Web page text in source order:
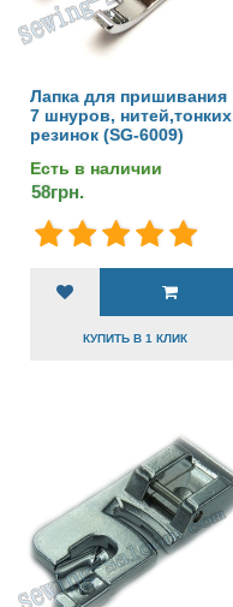
Лапка для пришивания
7 шнуров, нитей,тонких
резинок (SG-6009)
Есть в наличии
58грн.
КУПИТЬ В 1 КЛИК